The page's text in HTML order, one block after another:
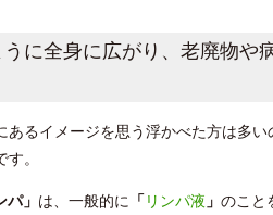
うに全身に広がり、老廃物
あるイメージを思う浮かべた方は多
。
パ」 は、一般的に 「リンパ液 」 のこと